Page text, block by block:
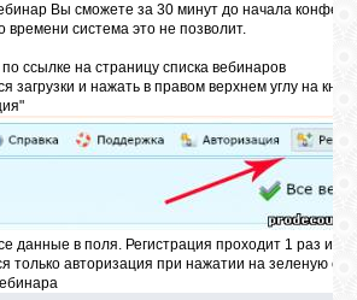
Вы сможете за 30 минут до начала
времени система это не позволит.
ссылке на страницу списка вебинаров
загрузки и нажать в правом верхнем углу на
данные в поля. Регистрация проходит 1 раз и
только авторизация при нажатии на зеленую